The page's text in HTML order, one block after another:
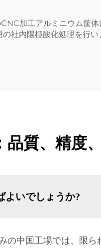
加工アルミニウム筐
社内陽極酸化処理を行
質、精度
よいでしょうか?
の中国工場では、限